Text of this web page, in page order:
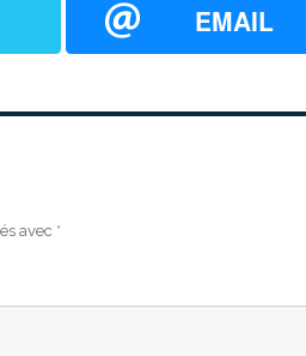
EMAIL
avec *